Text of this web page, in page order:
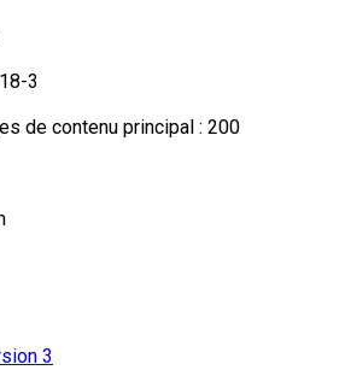
3
de contenu principal : 200
3